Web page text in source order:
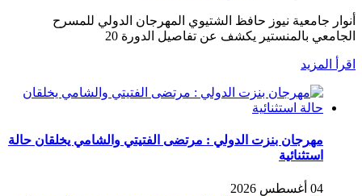
أنوار جامعية نيوز حافظ الشتيوي المهرجان الدولي للمسرح
الجامعي بالمنستير يكشف عن تفاصيل الدورة 20
اقرأ المزيد
مهرجان بنزت الدولي : مرتضى الفتيتي والشامي يخلقان حالة
استثنائية
04 أغسطس 2026